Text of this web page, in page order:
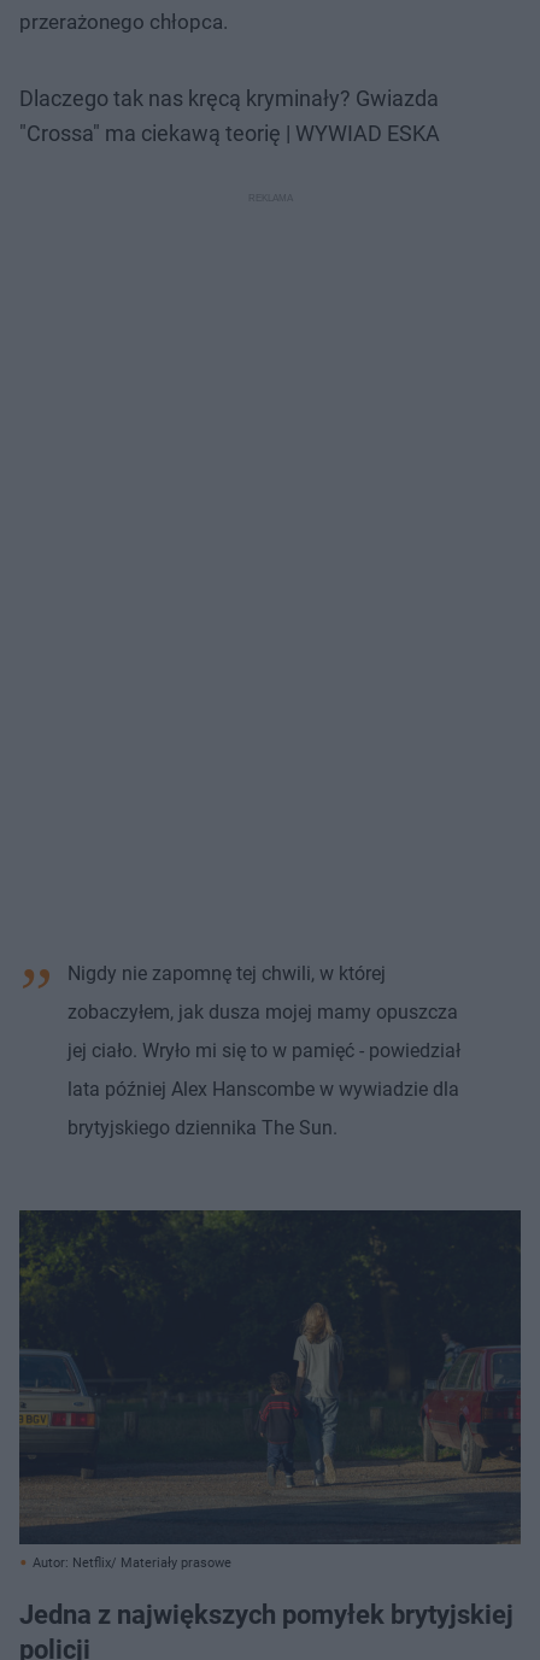
przerażonego chłopca.
Dlaczego tak nas kręcą kryminały? Gwiazda
"Crossa" ma ciekawą teorię | WYWIAD ESKA
Nigdy nie zapomnę tej chwili, w której
zobaczyłem, jak dusza mojej mamy opuszcza
jej ciało. Wryło mi się to w pamięć - powiedział
lata później Alex Hanscombe w wywiadzie dla
brytyjskiego dziennika The Sun.
Autor: Netflix/ Materiały prasowe
Jedna z największych pomyłek brytyjskiej
policji